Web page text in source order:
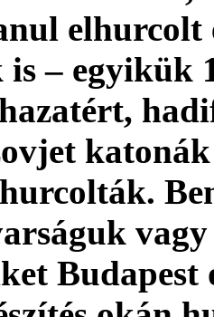
elhurcolt
– egyikük
katonák
vagy
Budapest